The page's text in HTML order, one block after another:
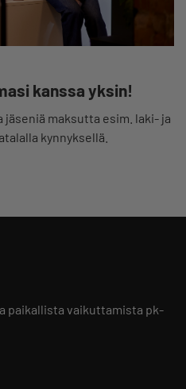
kanssa yksin!
maksutta esim. laki- ja
kynnyksellä.
paikallista vaikuttamista pk-